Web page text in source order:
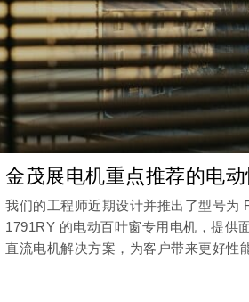
金茂展电机重点推荐的电动
我们的工程师近期设计并推出了型号为
1791RY 的电动百叶窗专用电机，提供
直流电机解决方案，为客户带来更好性